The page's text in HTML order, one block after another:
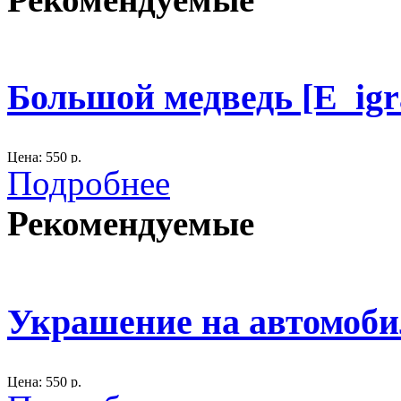
Большой медведь
Цена: 550 р.
Размер: 150х150 см.
Добрый, красивый Мишка.
300
Подробнее
Рекомендуемые
Украшение на
Цена: 550 р.